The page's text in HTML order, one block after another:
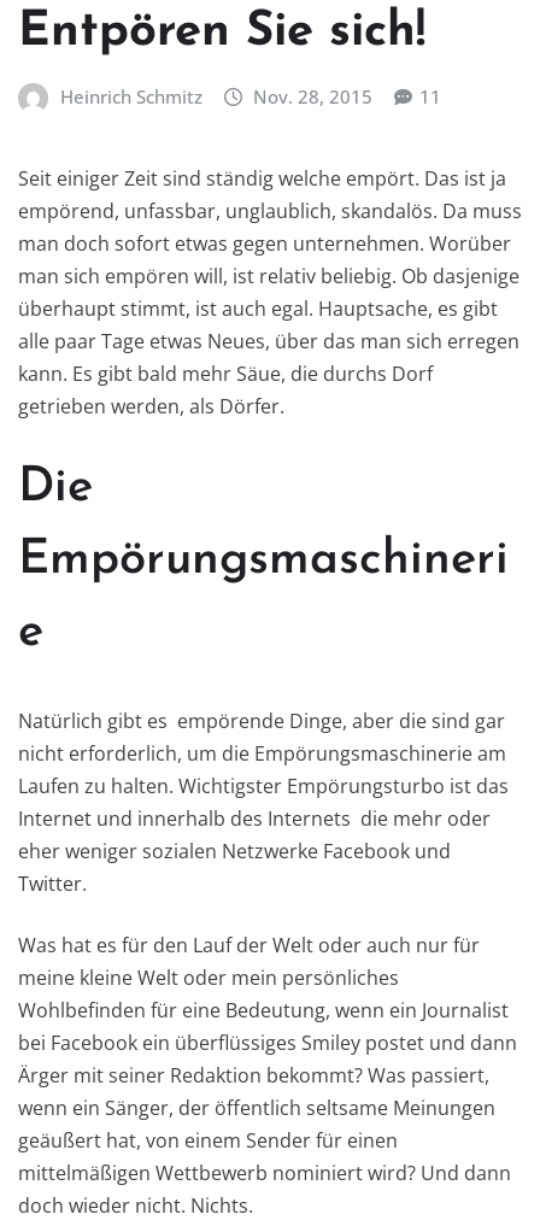
Entpören Sie sich!
Heinrich Schmitz Nov. 28, 2015 11
Seit einiger Zeit sind ständig welche empört. Das ist ja
empörend, unfassbar, unglaublich, skandalös. Da muss
man doch sofort etwas gegen unternehmen. Worüber
man sich empören will, ist relativ beliebig. Ob dasjenige
überhaupt stimmt, ist auch egal. Hauptsache, es gibt
alle paar Tage etwas Neues, über das man sich erregen
kann. Es gibt bald mehr Säue, die durchs Dorf
getrieben werden, als Dörfer.
Die
Empörungsmaschineri
e
Natürlich gibt es empörende Dinge, aber die sind gar
nicht erforderlich, um die Empörungsmaschinerie am
Laufen zu halten. Wichtigster Empörungsturbo ist das
Internet und innerhalb des Internets die mehr oder
eher weniger sozialen Netzwerke Facebook und
Twitter.
Was hat es für den Lauf der Welt oder auch nur für
meine kleine Welt oder mein persönliches
Wohlbefinden für eine Bedeutung, wenn ein Journalist
bei Facebook ein überflüssiges Smiley postet und dann
Ärger mit seiner Redaktion bekommt? Was passiert,
wenn ein Sänger, der öffentlich seltsame Meinungen
geäußert hat, von einem Sender für einen
mittelmäßigen Wettbewerb nominiert wird? Und dann
doch wieder nicht. Nichts.